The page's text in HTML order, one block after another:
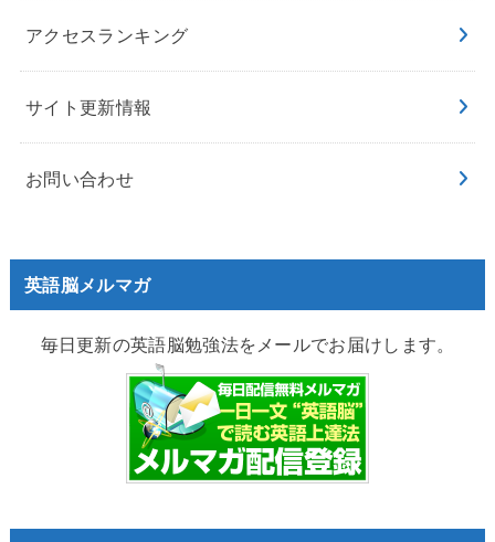
アクセスランキング
サイト更新情報
お問い合わせ
英語脳メルマガ
毎日更新の英語脳勉強法をメールでお届けします。